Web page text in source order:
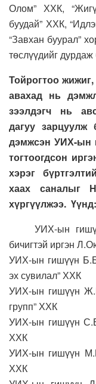
Олом” ХХК,
буудай” ХХК,
“Завхан буурал”
төслүүдийг
Тойрогтоо
авахад нь
зээлдэгч нь
дагуу зарцуулж
дэмжсэн УИХ-ын
тогтоогдсон
хэрэг
хаах саналыг
хүргүүлжээ. Үүнд:
УИХ-ын
бичигтэй иргэн
УИХ-ын гишүүн
эх сувилал” ХХК
УИХ-ын гишүүн
групп” ХХК
УИХ-ын гишүүн
ХХК
УИХ-ын гишүүн
ХХК